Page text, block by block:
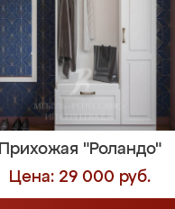
Прихожая "Роландо"
Цена: 29 000 руб.